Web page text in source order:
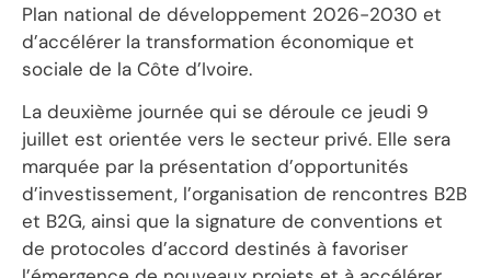
Plan national de développement 2026-2030 et
d’accélérer la transformation économique et
sociale de la Côte d’Ivoire.
La deuxième journée qui se déroule ce jeudi 9
juillet est orientée vers le secteur privé. Elle sera
marquée par la présentation d’opportunités
d’investissement, l’organisation de rencontres B2B
et B2G, ainsi que la signature de conventions et
de protocoles d’accord destinés à favoriser